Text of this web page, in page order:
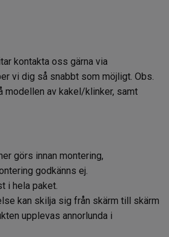
kontakta oss gärna via
vi dig så snabbt som möjligt. Obs.
modellen av kakel/klinker, samt
görs innan montering,
godkänns ej.
i hela paket.
kan skilja sig från skärm till skärm
upplevas annorlunda i